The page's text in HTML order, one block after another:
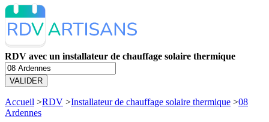
RDV avec un installateur de chauffage solaire thermique
VALIDER
Accueil >RDV >Installateur de chauffage solaire thermique >08
Ardennes